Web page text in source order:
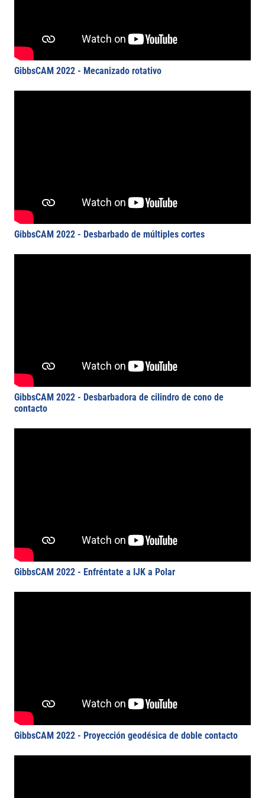
GibbsCAM 2022 - Mecanizado rotativo
GibbsCAM 2022 - Desbarbado de múltiples cortes
GibbsCAM 2022 - Desbarbadora de cilindro de cono de
contacto
GibbsCAM 2022 - Enfréntate a IJK a Polar
GibbsCAM 2022 - Proyección geodésica de doble contacto